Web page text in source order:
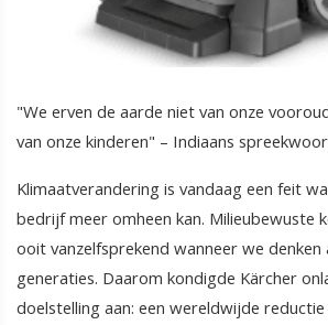
"We erven de aarde niet van onze
van onze kinderen" – Indiaans
Klimaatverandering is vandaag een feit
bedrijf meer omheen kan. Milieubewuste
ooit vanzelfsprekend wanneer we
generaties. Daarom kondigde Kärcher
doelstelling aan: een wereldwijde